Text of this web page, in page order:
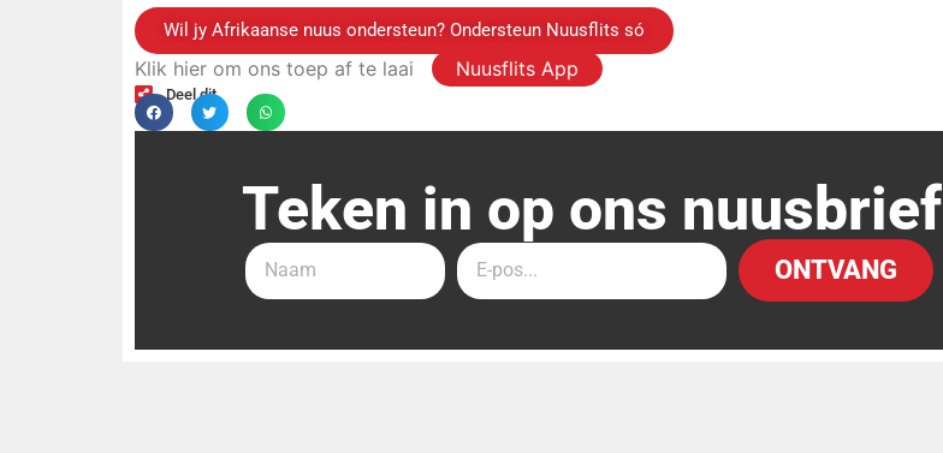
Wil jy Afrikaanse nuus ondersteun? Ondersteun Nuusflits só
Klik hier om ons toep af te laai Nuusflits App
Deel dit
Teken in op ons nuusbrief
ONTVANG